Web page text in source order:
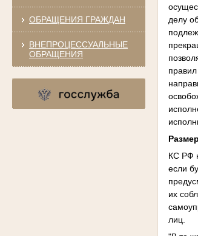
ОБРАЩЕНИЯ ГРАЖДАН
ВНЕПРОЦЕССУАЛЬНЫЕ
ОБРАЩЕНИЯ
делу
КС РФ
если
их
лиц.